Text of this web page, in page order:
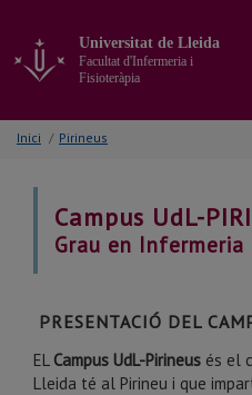
contingut
principal
la
pàgina
Universitat de Lleida
Facultat d'Infermeria i
Fisioteràpia
Inici / Pirineus
Campus UdL-
Grau en Infermeria
PRESENTACIÓ DEL
EL Campus UdL-Pirineus és el
Lleida té al Pirineu i que